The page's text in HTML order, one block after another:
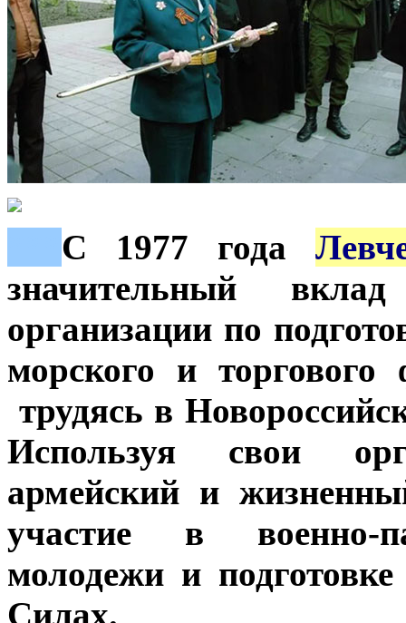
С 1977 года
значительный
организации по
морского и
трудясь в
Используя свои
армейский и
участие в военно-
молодежи и
Силах.